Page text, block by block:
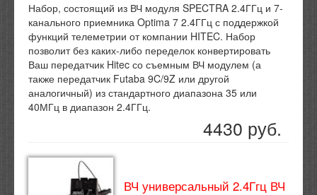
Набор, состоящий из ВЧ модуля SPECTRA 2.4ГГц и 7-
канального приемника Optima 7 2.4ГГц с поддержкой
функций телеметрии от компании HITEC. Набор
позволит без каких-либо переделок конвертировать
Ваш передатчик Hitec со съемным ВЧ модулем (а
также передатчик Futaba 9C/9Z или другой
аналогичный) из стандартного диапазона 35 или
40МГц в диапазон 2.4ГГц.
4430 руб.
ВЧ универсальный 2.4Ггц ВЧ